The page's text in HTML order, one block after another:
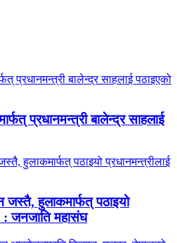
प्रधानमन्त्री बालेन्द्र साहलाई
हुलाकमार्फत् पठाइयो
: जनजाति महासंघ